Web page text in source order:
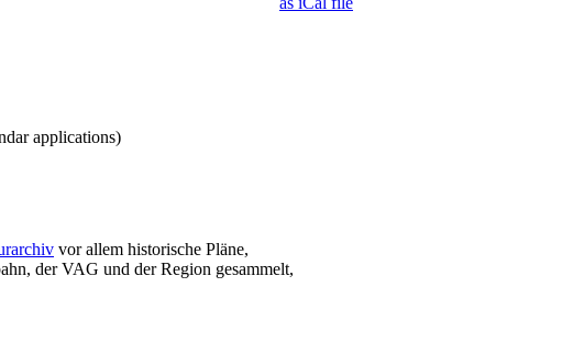
applications)
vor allem historische Pläne,
der VAG und der Region gesammelt,